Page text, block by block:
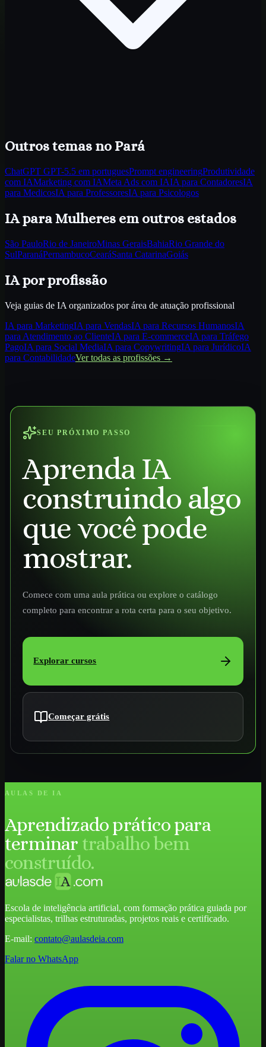
Outros temas no Pará
ChatGPT GPT-5.5 em portuguesPrompt engineeringProdutividade
com IAMarketing com IAMeta Ads com IAIA para ContadoresIA
para MedicosIA para ProfessoresIA para Psicologos
IA para Mulheres em outros estados
São PauloRio de JaneiroMinas GeraisBahiaRio Grande do
SulParanáPernambucoCearáSanta CatarinaGoiás
IA por profissão
Veja guias de IA organizados por área de atuação profissional
IA para MarketingIA para VendasIA para Recursos HumanosIA
para Atendimento ao ClienteIA para E-commerceIA para Tráfego
PagoIA para Social MediaIA para CopywritingIA para JurídicoIA
para ContabilidadeVer todas as profissões →
SEU PRÓXIMO PASSO
Aprenda IA
construindo algo
que você pode
mostrar.
Comece com uma aula prática ou explore o catálogo
completo para encontrar a rota certa para o seu objetivo.
Explorar cursos
Começar grátis
AULAS DE IA
Aprendizado prático para
terminar trabalho bem
construído.
Escola de inteligência artificial, com formação prática guiada por
especialistas, trilhas estruturadas, projetos reais e certificado.
E-mail: contato@aulasdeia.com
Falar no WhatsApp